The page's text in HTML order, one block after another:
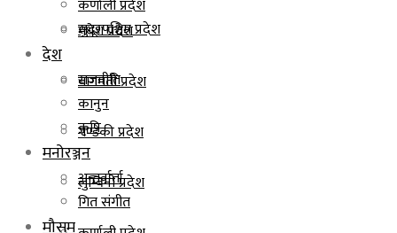
मधेश प्रदेश
बागमती प्रदेश
गण्डकी प्रदेश
लुम्बिनी प्रदेश
कर्णाली प्रदेश
सुदूरपश्चिम प्रदेश
देश
राजनीति
कानुन
कृषि
मनोरञ्जन
अन्तर्वार्ता
गित संगीत
मौसम